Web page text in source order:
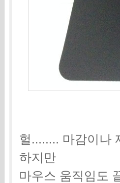
헐........ 마감이나
하지만
마우스 움직임도